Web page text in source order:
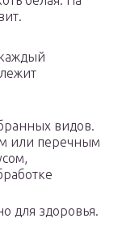
видов.
или перечным
для здоровья.